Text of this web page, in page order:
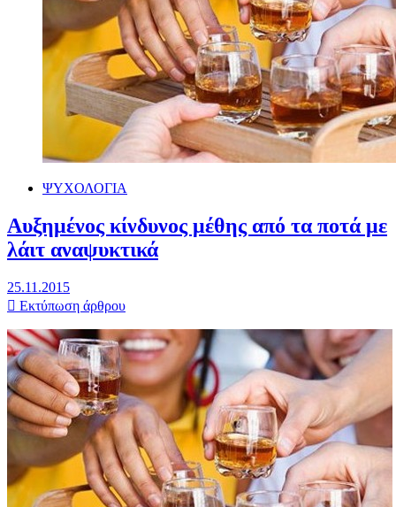
ΨΥΧΟΛΟΓΙΑ
Αυξημένος κίνδυνος μέθης από τα ποτά με
λάιτ αναψυκτικά
25.11.2015
Εκτύπωση άρθρου